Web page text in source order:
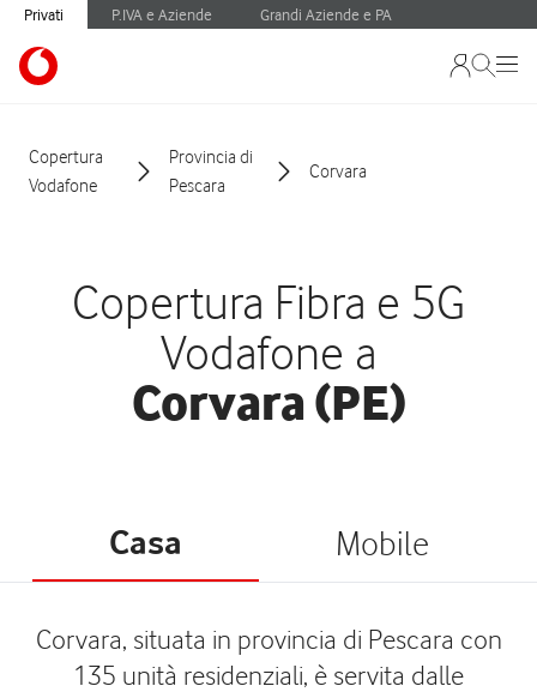
Privati P.IVA e Aziende Grandi Aziende e PA
Copertura
Vodafone
Provincia di
Pescara
Corvara
Copertura Fibra e 5G
Vodafone a
Corvara (PE)
Casa Mobile
Corvara, situata in provincia di Pescara con
135 unità residenziali, è servita dalle